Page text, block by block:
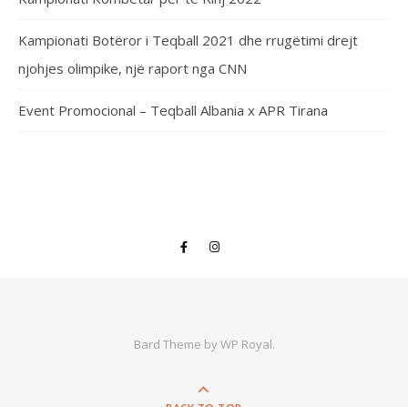
Kampionati Botëror i Teqball 2021 dhe rrugëtimi drejt
njohjes olimpike, një raport nga CNN
Event Promocional – Teqball Albania x APR Tirana
Bard Theme byWP Royal.